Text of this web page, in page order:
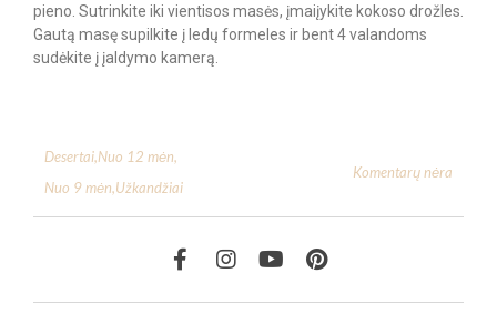
pieno. Sutrinkite iki vientisos masės, įmaiįykite kokoso drožles.
Gautą masę supilkite į ledų formeles ir bent 4 valandoms
sudėkite į įaldymo kamerą.
Desertai,Nuo 12 mėn,
Nuo 9 mėn,Užkandžiai
Komentarų nėra